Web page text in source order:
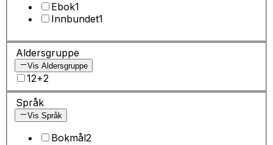
Ebok1
Innbundet1
Aldersgruppe
Vis Aldersgruppe
12+2
Språk
Vis Språk
Bokmål2